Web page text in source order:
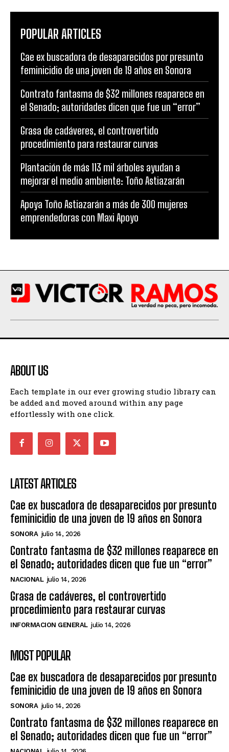
POPULAR ARTICLES
Cae ex buscadora de desaparecidos por presunto
feminicidio de una joven de 19 años en Sonora
Contrato fantasma de $32 millones reaparece en
el Senado; autoridades dicen que fue un “error”
Grasa de cadáveres, el controvertido
procedimiento para restaurar curvas
Plantación de más 113 mil árboles ayudan a
mejorar el medio ambiente: Toño Astiazarán
Apoya Toño Astiazarán a más de 300 mujeres
emprendedoras con Maxi Apoyo
ABOUT US
Each template in our ever growing studio library can
be added and moved around within any page
effortlessly with one click.
LATEST ARTICLES
Cae ex buscadora de desaparecidos por presunto
feminicidio de una joven de 19 años en Sonora
SONORA julio 14, 2026
Contrato fantasma de $32 millones reaparece en
el Senado; autoridades dicen que fue un “error”
NACIONAL julio 14, 2026
Grasa de cadáveres, el controvertido
procedimiento para restaurar curvas
INFORMACION GENERAL julio 14, 2026
MOST POPULAR
Cae ex buscadora de desaparecidos por presunto
feminicidio de una joven de 19 años en Sonora
SONORA julio 14, 2026
Contrato fantasma de $32 millones reaparece en
el Senado; autoridades dicen que fue un “error”